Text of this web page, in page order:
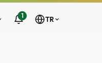
1 TR